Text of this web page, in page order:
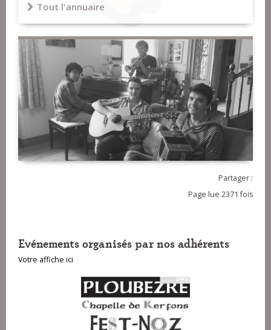
Tout l'annuaire
Partager :
Page lue 2371 fois
Evénements organisés par nos adhérents
Votre affiche ici